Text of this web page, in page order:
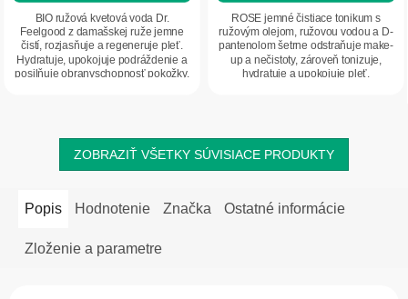
BIO ružová kvetová voda Dr.
Feelgood z damašskej ruže jemne
čistí, rozjasňuje a regeneruje pleť.
Hydratuje, upokojuje podráždenie a
posilňuje obranyschopnosť pokožky.
ROSE jemné čistiace tonikum s
ružovým olejom, ružovou vodou a D-
pantenolom šetrne odstraňuje make-
up a nečistoty, zároveň tonizuje,
hydratuje a upokojuje pleť.
ZOBRAZIŤ VŠETKY SÚVISIACE PRODUKTY
Popis Hodnotenie Značka Ostatné informácie
Zloženie a parametre